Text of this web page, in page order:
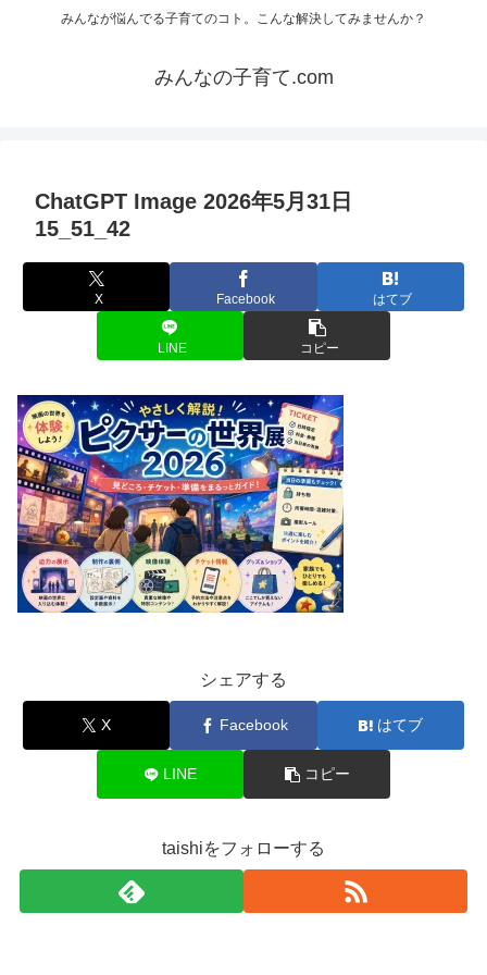
みんなが悩んでる子育てのコト。こんな解決してみませんか？
みんなの子育て.com
ChatGPT Image 2026年5月31日
15_51_42
X Facebook はてブ
LINE コピー
シェアする
X Facebook はてブ
LINE コピー
taishiをフォローする